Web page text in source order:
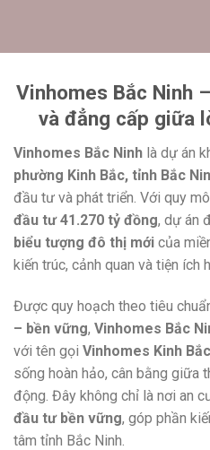
Vinhomes Bắc Ninh
và đẳng cấp giữa
Vinhomes Bắc Ninh là dự án
phường Kinh Bắc, tỉnh Bắc
đầu tư và phát triển. Với quy
đầu tư 41.270 tỷ đồng, dự án
biểu tượng đô thị mới của
kiến trúc, cảnh quan và tiện ích
Được quy hoạch theo tiêu
– bền vững, Vinhomes Bắc
với tên gọi Vinhomes Kinh Bắc
sống hoàn hảo, cân bằng giữa
động. Đây không chỉ là nơi an
đầu tư bền vững, góp phần
tâm tỉnh Bắc Ninh.